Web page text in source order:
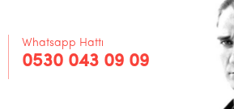
Whatsapp Hattı
0530 043 09 09